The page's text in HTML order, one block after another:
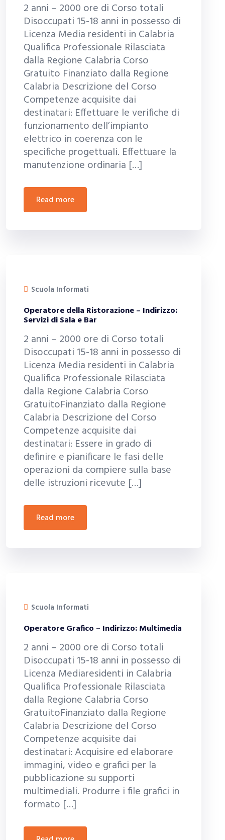
2 anni – 2000 ore di Corso totali
Disoccupati 15-18 anni in possesso di
Licenza Media residenti in Calabria
Qualifica Professionale Rilasciata
dalla Regione Calabria Corso
Gratuito Finanziato dalla Regione
Calabria Descrizione del Corso
Competenze acquisite dai
destinatari: Effettuare le verifiche di
funzionamento dell’impianto
elettrico in coerenza con le
specifiche progettuali. Effettuare la
manutenzione ordinaria […]
read more
Scuola Informati
Operatore della Ristorazione – Indirizzo:
Servizi di Sala e Bar
2 anni – 2000 ore di Corso totali
Disoccupati 15-18 anni in possesso di
Licenza Media residenti in Calabria
Qualifica Professionale Rilasciata
dalla Regione Calabria Corso
GratuitoFinanziato dalla Regione
Calabria Descrizione del Corso
Competenze acquisite dai
destinatari: Essere in grado di
definire e pianificare le fasi delle
operazioni da compiere sulla base
delle istruzioni ricevute […]
read more
Scuola Informati
Operatore Grafico – Indirizzo: Multimedia
2 anni – 2000 ore di Corso totali
Disoccupati 15-18 anni in possesso di
Licenza Mediaresidenti in Calabria
Qualifica Professionale Rilasciata
dalla Regione Calabria Corso
GratuitoFinanziato dalla Regione
Calabria Descrizione del Corso
Competenze acquisite dai
destinatari: Acquisire ed elaborare
immagini, video e grafici per la
pubblicazione su supporti
multimediali. Produrre i file grafici in
formato […]